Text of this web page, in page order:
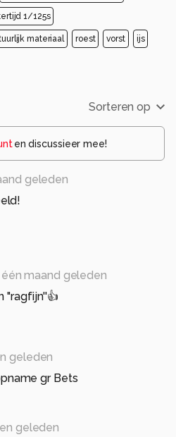
1/125s
materiaal roest vorst ijs
Sorteren op
en discussieer mee!
geleden
één maand geleden
''ragfijn''👍
geleden
gr Bets
geleden